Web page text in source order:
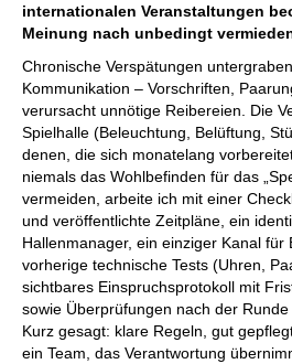
internationalen Veranstaltungen
Meinung nach unbedingt
Chronische Verspätungen
Kommunikation – Vorschriften,
verursacht unnötige Reibereien. Die
Spielhalle (Beleuchtung, Belüftung,
denen, die sich monatelang
niemals das Wohlbefinden für das
vermeiden, arbeite ich mit einer
und veröffentlichte Zeitpläne, ein
Hallenmanager, ein einziger Kanal für
vorherige technische Tests (Uhren,
sichtbares Einspruchsprotokoll mit
sowie Überprüfungen nach der
Kurz gesagt: klare Regeln, gut
ein Team, das Verantwortung